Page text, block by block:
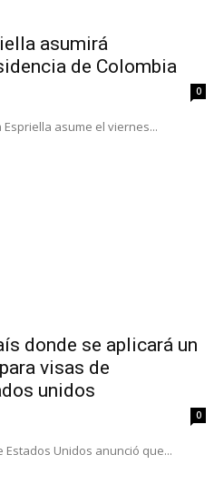
asumirá
de Colombia
0
asume el viernes...
donde se aplicará un
visas de
unidos
0
Unidos anunció que...